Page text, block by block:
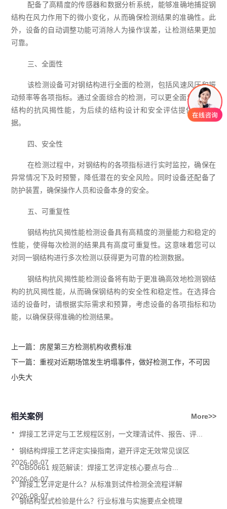
配备了高精度的传感器和数据分析系统，能够准确地捕捉钢
结构在风力作用下的微小变化，从而确保检测结果的准确性。此
外，设备的自动调整功能可消除人为操作误差，让检测结果更加
可靠。
三、全面性
该检测设备可对钢结构进行全面的检测，包括风速风压和振
动频率等各项指标。通过全面综合的检测，可以更全面地了解钢
结构的抗风揭性能，为后续的结构设计和安全评估提供准确依
据。
四、安全性
在检测过程中，对钢结构的各项指标进行实时监控，确保在
异常情况下及时预警，降低潜在的安全风险。同时设备还配备了
防护装置，确保操作人员和设备本身的安全。
五、可重复性
钢结构抗风揭性能检测设备具有高精度的测量能力和稳定的
性能，使得每次检测的结果具有高度可重复性。这意味着您可以
对同一钢结构进行多次检测以获得更为可靠的检测数据。
钢结构抗风揭性能检测设备将有助于更准确高效地检测钢结
构的抗风揭性能，从而确保钢结构的安全性和稳定性。在选择合
适的设备时，请根据实际需求和预算，考虑设备的各项指标和功
能，以确保获得准确的检测结果。
上一篇： 房屋第三方检测机构收费标准
下一篇： 重视对近期场馆发生坍塌事件，做好检测工作，不可因
小失大
相关案例 More>>
焊接工艺评定与工艺规程区别，一文理清试件、报告、评...
.
2026-08-07
钢结构焊接工艺评定实操指南，避开评定无效常见误区
.
2026-08-07
GB50661 规范解读：焊接工艺评定核心要点与合...
.
2026-08-07
焊接工艺评定是什么？从标准到试件检测全流程详解
.
钢结构型式检验是什么？行业标准与实施要点全梳理
.